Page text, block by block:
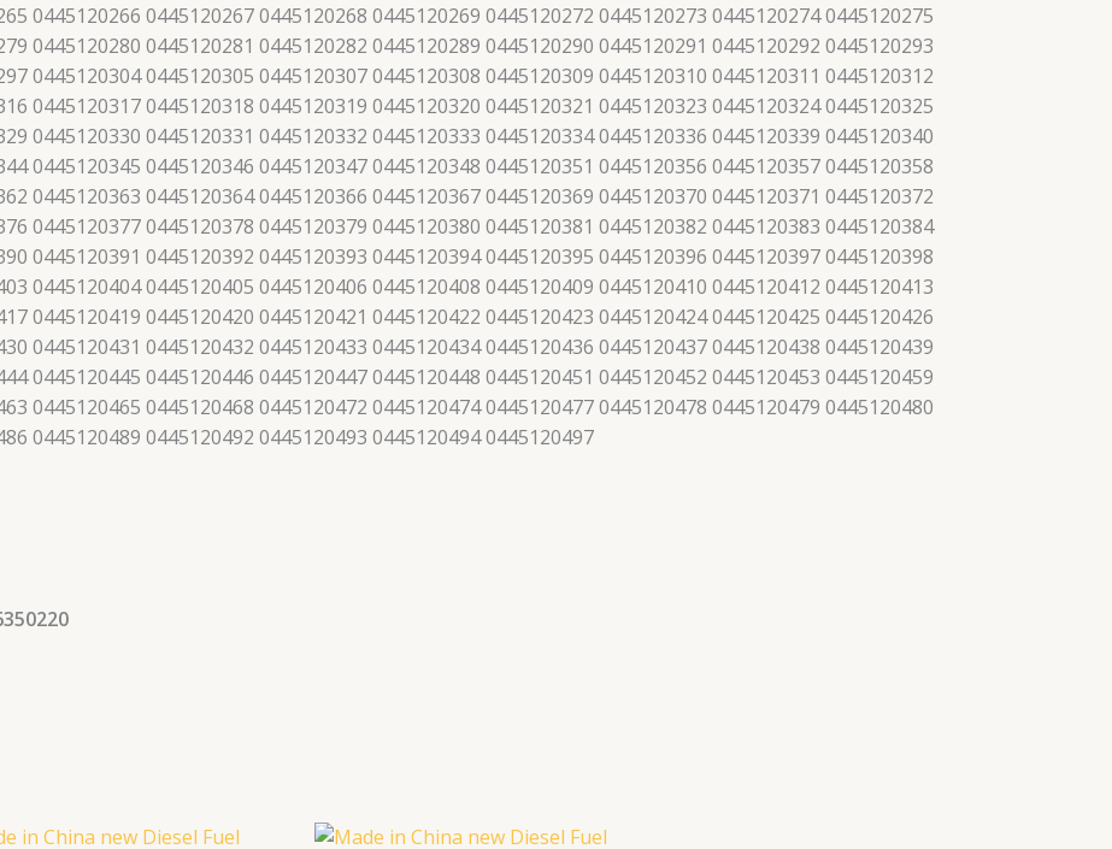
0445120266 0445120267 0445120268 0445120269 0445120272 0445120273 0445120274 0445120275
0445120280 0445120281 0445120282 0445120289 0445120290 0445120291 0445120292 0445120293
0445120304 0445120305 0445120307 0445120308 0445120309 0445120310 0445120311 0445120312
0445120317 0445120318 0445120319 0445120320 0445120321 0445120323 0445120324 0445120325
0445120330 0445120331 0445120332 0445120333 0445120334 0445120336 0445120339 0445120340
0445120345 0445120346 0445120347 0445120348 0445120351 0445120356 0445120357 0445120358
0445120363 0445120364 0445120366 0445120367 0445120369 0445120370 0445120371 0445120372
0445120377 0445120378 0445120379 0445120380 0445120381 0445120382 0445120383 0445120384
0445120391 0445120392 0445120393 0445120394 0445120395 0445120396 0445120397 0445120398
0445120404 0445120405 0445120406 0445120408 0445120409 0445120410 0445120412 0445120413
0445120419 0445120420 0445120421 0445120422 0445120423 0445120424 0445120425 0445120426
0445120431 0445120432 0445120433 0445120434 0445120436 0445120437 0445120438 0445120439
0445120445 0445120446 0445120447 0445120448 0445120451 0445120452 0445120453 0445120459
0445120465 0445120468 0445120472 0445120474 0445120477 0445120478 0445120479 0445120480
0445120489 0445120492 0445120493 0445120494 0445120497